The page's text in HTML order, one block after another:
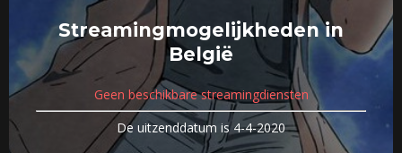
Streamingmogelijkheden in
België
Geen beschikbare streamingdiensten
De uitzenddatum is 4-4-2020